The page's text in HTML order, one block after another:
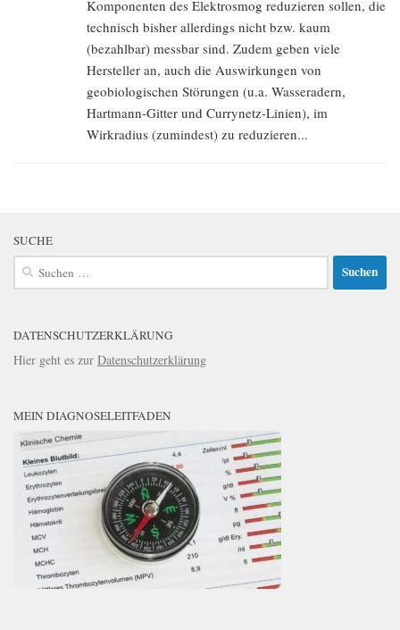
Komponenten des Elektrosmog reduzieren sollen, die
technisch bisher allerdings nicht bzw. kaum
(bezahlbar) messbar sind. Zudem geben viele
Hersteller an, auch die Auswirkungen von
geobiologischen Störungen (u.a. Wasseradern,
Hartmann-Gitter und Currynetz-Linien), im
Wirkradius (zumindest) zu reduzieren...
SUCHE
Suchen
nach:
DATENSCHUTZERKLÄRUNG
Hier geht es zur Datenschutzerklärung
MEIN DIAGNOSELEITFADEN